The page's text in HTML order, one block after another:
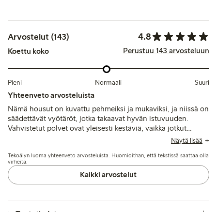
Arvostelut (143) 4.8
Koettu koko Perustuu 143 arvosteluun
Pieni Normaali Suuri
Yhteenveto arvosteluista
Nämä housut on kuvattu pehmeiksi ja mukaviksi, ja niissä on
säädettävät vyötäröt, jotka takaavat hyvän istuvuuden.
Vahvistetut polvet ovat yleisesti kestäviä, vaikka jotkut
mainitsevat nopeamman kulumisen tai reikien ilmestymisen
pituus on lyhyempi kuin tyypillisissä mitoissa.
Näytä lisää
Tekoälyn luoma yhteenveto arvosteluista. Huomioithan, että tekstissä saattaa olla
virheitä.
Kaikki arvostelut